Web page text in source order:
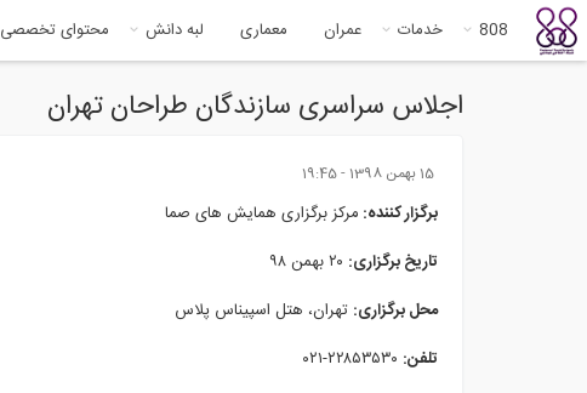
808 خدمات عمران معماری لبه دانش محتوای تخصصی
اجلاس سراسری سازندگان طراحان تهران
15 بهمن 1398 - 19:45
برگزار کننده: مرکز برگزاری همایش های صما
تاریخ برگزاری:
محل برگزاری: تهران، هتل اسپیناس پلاس
تلفن: